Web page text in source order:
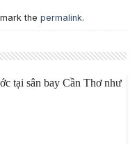
the permalink.